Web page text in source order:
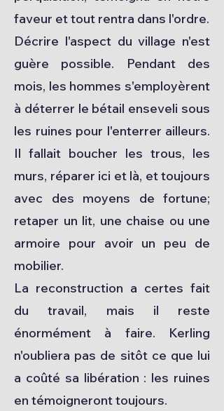
faveur et tout rentra dans l'ordre.
Décrire l'aspect du village n'est
guère possible. Pendant des
mois, les hommes s'employèrent
à déterrer le bétail enseveli sous
les ruines pour l'enterrer ailleurs.
Il fallait boucher les trous, les
murs, réparer ici et là, et toujours
avec des moyens de fortune;
retaper un lit, une chaise ou une
armoire pour avoir un peu de
mobilier.
La reconstruction a certes fait
du travail, mais il reste
énormément à faire. Kerling
n'oubliera pas de sitôt ce que lui
a coûté sa libération : les ruines
en témoigneront toujours.